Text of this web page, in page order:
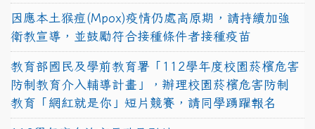
因應本土猴痘(Mpox)疫情仍處高原期，請持續加強
衛教宣導，並鼓勵符合接種條件者接種疫苗
教育部國民及學前教育署「112學年度校園菸檳危害
防制教育介入輔導計畫」，辦理校園菸檳危害防制
教育「網紅就是你」短片競賽，請同學踴躍報名